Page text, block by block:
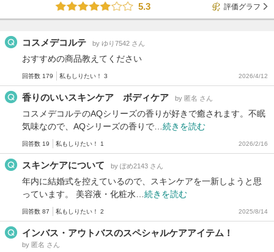
5.3
評価グラフ
コスメデコルテ by ゆり7542 さん
おすすめの商品教えてください
回答数 179 私もしりたい！ 3 2026/4/12
香りのいいスキンケア ボディケア by 匿名 さん
コスメデコルテのAQシリーズの香りが好きで癒されます。不眠
気味なので、AQシリーズの香りで… 続きを読む
回答数 19 私もしりたい！ 1 2026/2/16
スキンケアについて by ぽめ2143 さん
年内に結婚式を控えているので、スキンケアを一新しようと思
っています。 美容液・化粧水… 続きを読む
回答数 87 私もしりたい！ 2 2025/8/14
インバス・アウトバスのスペシャルケアアイテム！
by 匿名 さん